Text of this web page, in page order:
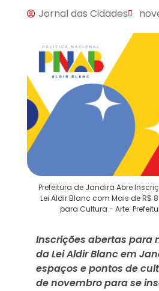
Jornal das Cidades
Prefeitura de Jandira Abre
Lei Aldir Blanc com Mais de R$
para Cultura - Arte:
Inscrições abertas para
da Lei Aldir Blanc em
espaços e pontos de
de novembro para se